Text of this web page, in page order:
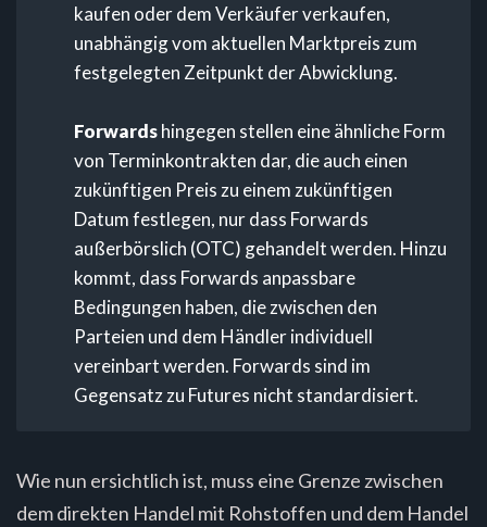
kaufen oder dem Verkäufer verkaufen,
unabhängig vom aktuellen Marktpreis zum
festgelegten Zeitpunkt der Abwicklung.
Forwardshingegen stellen eine ähnliche Form
von Terminkontrakten dar, die auch einen
zukünftigen Preis zu einem zukünftigen
Datum festlegen, nur dass Forwards
außerbörslich (OTC) gehandelt werden. Hinzu
kommt, dass Forwards anpassbare
Bedingungen haben, die zwischen den
Parteien und dem Händler individuell
vereinbart werden. Forwards sind im
Gegensatz zu Futures nicht standardisiert.
Wie nun ersichtlich ist, muss eine Grenze zwischen
dem direkten Handel mit Rohstoffen und dem Handel